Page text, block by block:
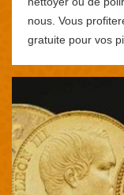
nous. Vous
gratuite pour vos